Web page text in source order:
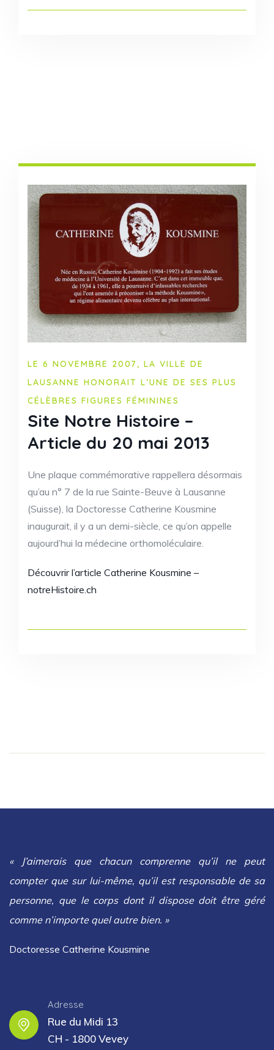
LE 6 NOVEMBRE 2007, LA VILLE DE
LAUSANNE HONORAIT L’UNE DE SES PLUS
CÉLÈBRES FIGURES FÉMININES
Site Notre Histoire –
Article du 20 mai 2013
Une plaque commémorative rappellera désormais
qu’au n° 7 de la rue Sainte-Beuve à Lausanne
(Suisse), la Doctoresse Catherine Kousmine
inaugurait, il y a un demi-siècle, ce qu’on appelle
aujourd’hui la médecine orthomoléculaire.
Découvrir l’article Catherine Kousmine –
notreHistoire.ch
« J’aimerais que chacun comprenne qu’il ne peut
compter que sur lui-même, qu’il est responsable de sa
personne, que le corps dont il dispose doit être géré
comme n’importe quel autre bien. »
Doctoresse Catherine Kousmine
Adresse
Rue du Midi 13
CH - 1800 Vevey